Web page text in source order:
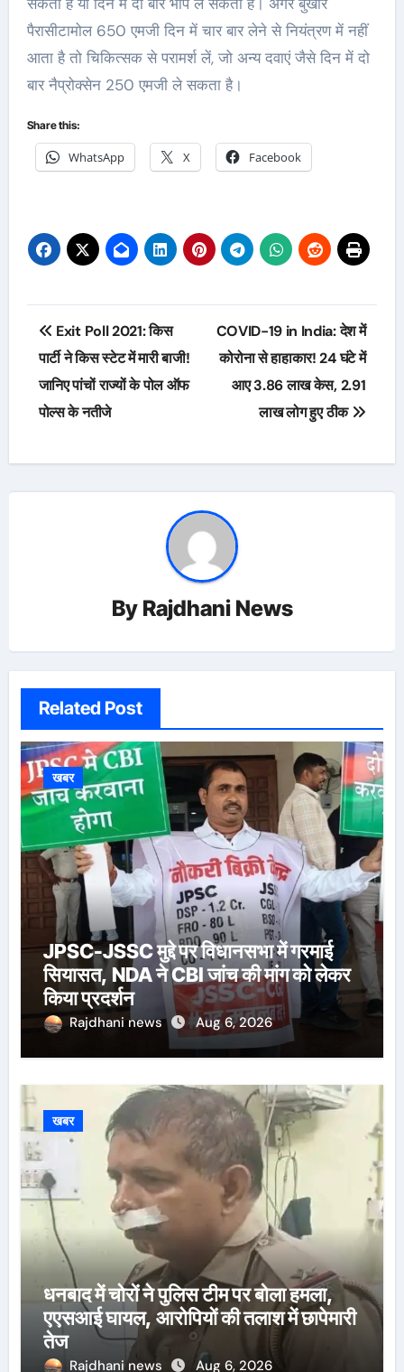
सकता है या दिन में दो बार भाप ले सकता है। अगर बुखार
पैरासीटामोल 650 एमजी दिन में चार बार लेने से नियंत्रण में नहीं
आता है तो चिकित्सक से परामर्श लें, जो अन्य दवाएं जैसे दिन में दो
बार नैप्रोक्सेन 250 एमजी ले सकता है।
Share this:
WhatsApp X Facebook
Post
navigation
Exit Poll 2021: किस
पार्टी ने किस स्टेट में मारी बाजी!
जानिए पांचों राज्यों के पोल ऑफ
पोल्स के नतीजे
COVID-19 in India: देश में
कोरोना से हाहाकार! 24 घंटे में
आए 3.86 लाख केस, 2.91
लाख लोग हुए ठीक
By Rajdhani News
Related Post
खबर
JPSC-JSSC मुद्दे पर विधानसभा में गरमाई
सियासत, NDA ने CBI जांच की मांग को लेकर
किया प्रदर्शन
Rajdhani news Aug 6, 2026
खबर
धनबाद में चोरों ने पुलिस टीम पर बोला हमला,
एएसआई घायल, आरोपियों की तलाश में छापेमारी
तेज
Rajdhani news Aug 6, 2026